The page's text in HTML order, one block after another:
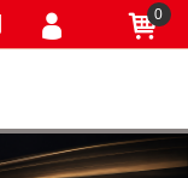
0